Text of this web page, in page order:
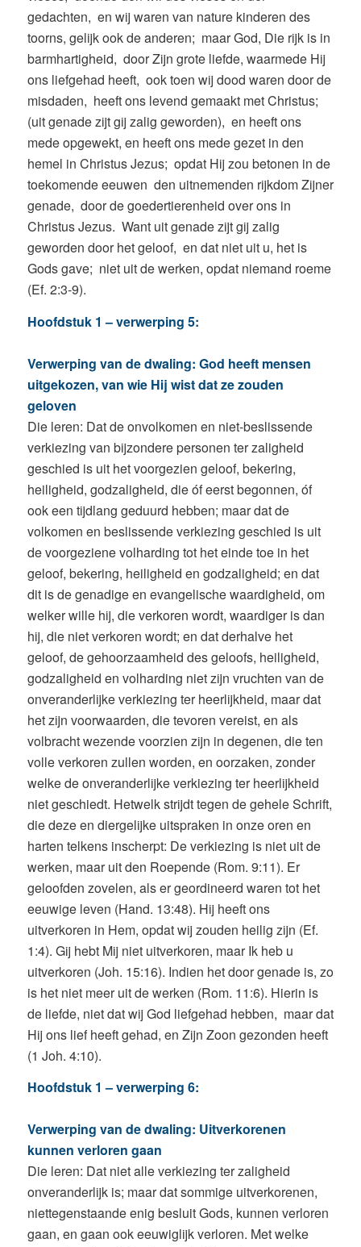
gedachten, en wij waren van nature kinderen des
toorns, gelijk ook de anderen; maar God, Die rijk is in
barmhartigheid, door Zijn grote liefde, waarmede Hij
ons liefgehad heeft, ook toen wij dood waren door de
misdaden, heeft ons levend gemaakt met Christus;
(uit genade zijt gij zalig geworden), en heeft ons
mede opgewekt, en heeft ons mede gezet in den
hemel in Christus Jezus; opdat Hij zou betonen in de
toekomende eeuwen den uitnemenden rijkdom Zijner
genade, door de goedertierenheid over ons in
Christus Jezus. Want uit genade zijt gij zalig
geworden door het geloof, en dat niet uit u, het is
Gods gave; niet uit de werken, opdat niemand roeme
(Ef. 2:3-9).
Hoofdstuk 1 – verwerping 5:
Verwerping van de dwaling: God heeft mensen
uitgekozen, van wie Hij wist dat ze zouden
geloven
Die leren: Dat de onvolkomen en niet-beslissende
verkiezing van bijzondere personen ter zaligheid
geschied is uit het voorgezien geloof, bekering,
heiligheid, godzaligheid, die óf eerst begonnen, óf
ook een tijdlang geduurd hebben; maar dat de
volkomen en beslissende verkiezing geschied is uit
de voorgeziene volharding tot het einde toe in het
geloof, bekering, heiligheid en godzaligheid; en dat
dit is de genadige en evangelische waardigheid, om
welker wille hij, die verkoren wordt, waardiger is dan
hij, die niet verkoren wordt; en dat derhalve het
geloof, de gehoorzaamheid des geloofs, heiligheid,
godzaligheid en volharding niet zijn vruchten van de
onveranderlijke verkiezing ter heerlijkheid, maar dat
het zijn voorwaarden, die tevoren vereist, en als
volbracht wezende voorzien zijn in degenen, die ten
volle verkoren zullen worden, en oorzaken, zonder
welke de onveranderlijke verkiezing ter heerlijkheid
niet geschiedt. Hetwelk strijdt tegen de gehele Schrift,
die deze en diergelijke uitspraken in onze oren en
harten telkens inscherpt: De verkiezing is niet uit de
werken, maar uit den Roepende (Rom. 9:11). Er
geloofden zovelen, als er geordineerd waren tot het
eeuwige leven (Hand. 13:48). Hij heeft ons
uitverkoren in Hem, opdat wij zouden heilig zijn (Ef.
1:4). Gij hebt Mij niet uitverkoren, maar Ik heb u
uitverkoren (Joh. 15:16). Indien het door genade is, zo
is het niet meer uit de werken (Rom. 11:6). Hierin is
de liefde, niet dat wij God liefgehad hebben, maar dat
Hij ons lief heeft gehad, en Zijn Zoon gezonden heeft
(1 Joh. 4:10).
Hoofdstuk 1 – verwerping 6:
Verwerping van de dwaling: Uitverkorenen
kunnen verloren gaan
Die leren: Dat niet alle verkiezing ter zaligheid
onveranderlijk is; maar dat sommige uitverkorenen,
niettegenstaande enig besluit Gods, kunnen verloren
gaan, en gaan ook eeuwiglijk verloren. Met welke